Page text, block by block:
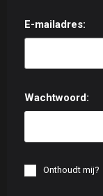
E-mailadres:
Wachtwoord:
Onthoudt mij?